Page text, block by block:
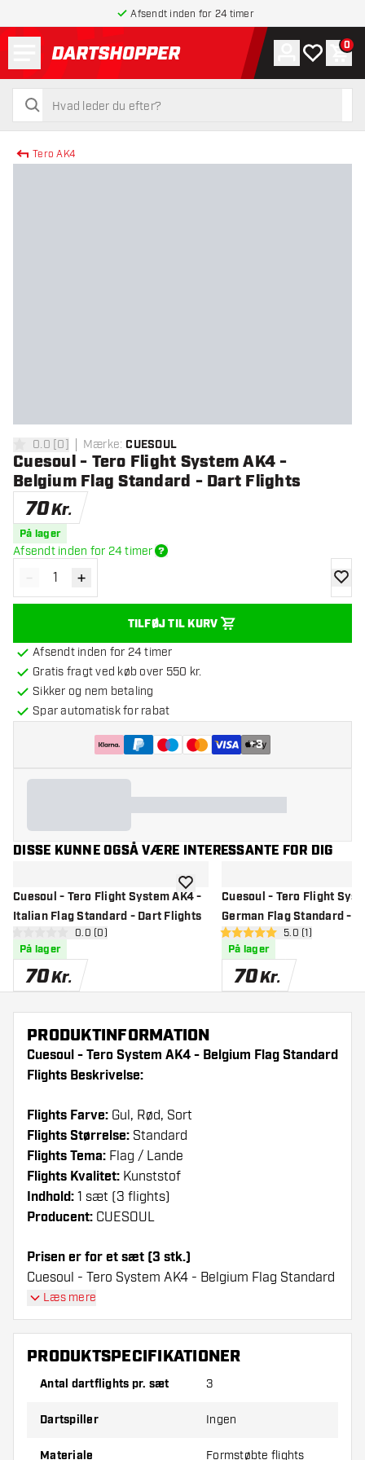
Afsendt inden for 24 timer
tilbage til forsiden
søg
søg
Konto
Min 0
Tero AK4
0 bedømmelsesstjerner
0.0 [0] Mærke: CUESOUL
Cuesoul - Tero Flight System AK4 -
Belgium Flag Standard - Dart Flights
70Kr.
På lager
Afsendt inden for 24 timer
Reducér antal
- Øg antal
+
TILFØJ TIL KURV
Afsendt inden for 24 timer
Gratis fragt ved køb over 550 kr.
Sikker og nem betaling
Spar automatisk for rabat
+3
DISSE KUNNE OGSÅ VÆRE INTERESSANTE FOR DIG
Cuesoul - Tero Flight System AK4 -
Italian Flag Standard - Dart Flights
åbn anmeldelsespanel
0 bedømmelsesstjerner
0.0 (0)
På lager
70Kr.
tilføje til ønskelisteCuesoul - Tero Flight
German Flag Standard -
Flights åbn
5 bedømmelsesstjerner
5.0 (1)
På lager
70Kr.
PRODUKTINFORMATION
Cuesoul - Tero System AK4 - Belgium Flag Standard
Flights Beskrivelse:
Flights Farve: Gul, Rød, Sort
Flights Størrelse: Standard
Flights Tema: Flag / Lande
Flights Kvalitet: Kunststof
Indhold: 1 sæt (3 flights)
Producent: CUESOUL
Prisen er for et sæt (3 stk.)
Cuesoul - Tero System AK4 - Belgium Flag Standard
Flights flights have a long lifespan. These flights can
only be used with Cuesoul Shafts.
Dartshopper-tip!
Sørg for, at du har masser af flights og shafts
knækket ved brug.
Læs mere
PRODUKTSPECIFIKATIONER
Antal dartflights pr. sæt 3
Dartspiller Ingen
Materiale Formstøbte flights